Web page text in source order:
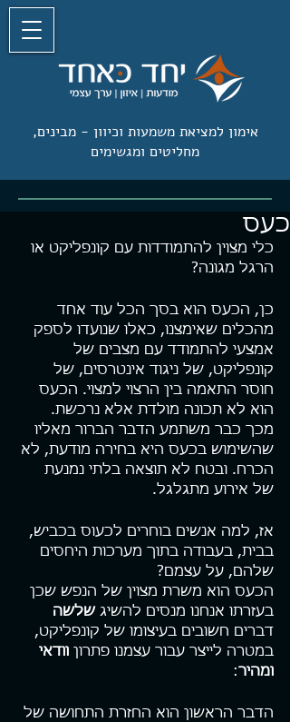
אימון למציאת משמעות וכיוון -מבינים,
מחליטים ומגשימים
כעס
כלי מצוין להתמודדות עם קונפליקט או
הרגל מגונה?
כן, הכעס הוא בסך הכל עוד אחד
מהכלים שאימצנו, כאלו שנועדו לספק
אמצעי להתמודד עם מצבים של
קונפליקט, של ניגוד אינטרסים, של
חוסר התאמה בין הרצוי למצוי. הכעס
הוא לא תכונה מולדת אלא נרכשת.
מכך כבר משתמע הדבר הברור מאליו
שהשימוש בכעס היא בחירה מודעת, לא
הכרח. ובטח לא תוצאה בלתי נמנעת
של אירוע מתגלגל.
אז, למה אנשים בוחרים לכעוס בכביש,
בבית, בעבודה בתוך מערכות היחסים
שלהם, על עצמם?
הכעס הוא משרת מצוין של הנפש שכן
בעזרתו אנחנו מנסים להשיג שלשה
דברים חשובים בעיצומו של קונפליקט,
במטרה לייצר עבור עצמנו פתרון וודאי
ומהיר:
הדבר הראשון הוא החזרת התחושה של